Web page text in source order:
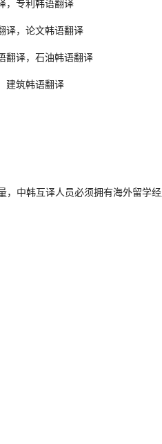
，专利 韩语翻译
译，论文韩语翻译
翻译，石油韩语翻译
建筑韩语翻译
，中韩互译人员必须拥有海外留学